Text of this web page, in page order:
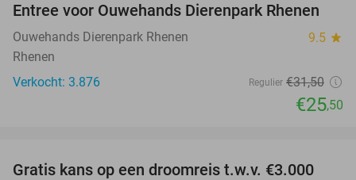
19%
Entree voor Ouwehands Dierenpark Rhenen
Ouwehands Dierenpark Rhenen 9.5 star
Rhenen
Verkocht: 3.876
Regulier €31,50
€25,50
Gratis kans op een droomreis t.w.v. €3.000